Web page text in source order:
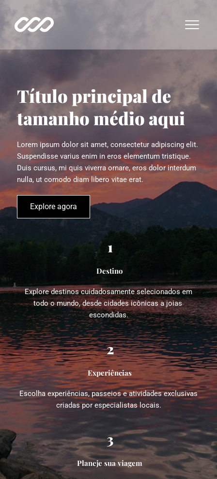
Título principal de
tamanho médio aqui
Lorem ipsum dolor sit amet, consectetur adipiscing elit.
Suspendisse varius enim in eros elementum tristique.
Duis cursus, mi quis viverra ornare, eros dolor interdum
nulla, ut comodo diam libero vitae erat.
Explore agora
1
Destino
Explore destinos cuidadosamente selecionados em
todo o mundo, desde cidades icônicas a joias
escondidas.
2
Experiências
Escolha experiências, passeios e atividades exclusivas
criadas por especialistas locais.
3
Planeje sua viagem